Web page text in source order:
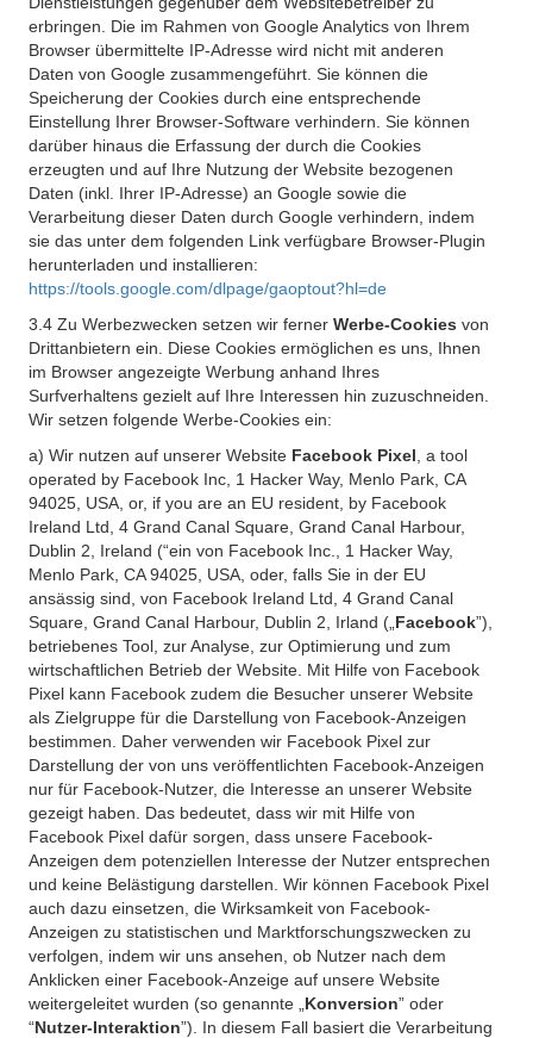
erbringen. Die im Rahmen von Google Analytics von Ihrem
Browser übermittelte IP-Adresse wird nicht mit anderen
Daten von Google zusammengeführt. Sie können die
Speicherung der Cookies durch eine entsprechende
Einstellung Ihrer Browser-Software verhindern. Sie können
darüber hinaus die Erfassung der durch die Cookies
erzeugten und auf Ihre Nutzung der Website bezogenen
Daten (inkl. Ihrer IP-Adresse) an Google sowie die
Verarbeitung dieser Daten durch Google verhindern, indem
sie das unter dem folgenden Link verfügbare Browser-Plugin
herunterladen und installieren:
https://tools.google.com/dlpage/gaoptout?hl=de
3.4 Zu Werbezwecken setzen wir ferner Werbe-Cookies von
Drittanbietern ein. Diese Cookies ermöglichen es uns, Ihnen
im Browser angezeigte Werbung anhand Ihres
Surfverhaltens gezielt auf Ihre Interessen hin zuzuschneiden.
Wir setzen folgende Werbe-Cookies ein:
a) Wir nutzen auf unserer Website Facebook Pixel , a tool
operated by Facebook Inc, 1 Hacker Way, Menlo Park, CA
94025, USA, or, if you are an EU resident, by Facebook
Ireland Ltd, 4 Grand Canal Square, Grand Canal Harbour,
Dublin 2, Ireland (“ein von Facebook Inc., 1 Hacker Way,
Menlo Park, CA 94025, USA, oder, falls Sie in der EU
ansässig sind, von Facebook Ireland Ltd, 4 Grand Canal
Square, Grand Canal Harbour, Dublin 2, Irland („ Facebook”),
betriebenes Tool, zur Analyse, zur Optimierung und zum
wirtschaftlichen Betrieb der Website. Mit Hilfe von Facebook
Pixel kann Facebook zudem die Besucher unserer Website
als Zielgruppe für die Darstellung von Facebook-Anzeigen
bestimmen. Daher verwenden wir Facebook Pixel zur
Darstellung der von uns veröffentlichten Facebook-Anzeigen
nur für Facebook-Nutzer, die Interesse an unserer Website
gezeigt haben. Das bedeutet, dass wir mit Hilfe von
Facebook Pixel dafür sorgen, dass unsere Facebook-
Anzeigen dem potenziellen Interesse der Nutzer entsprechen
und keine Belästigung darstellen. Wir können Facebook Pixel
auch dazu einsetzen, die Wirksamkeit von Facebook-
Anzeigen zu statistischen und Marktforschungszwecken zu
verfolgen, indem wir uns ansehen, ob Nutzer nach dem
Anklicken einer Facebook-Anzeige auf unsere Website
weitergeleitet wurden (so genannte „ Konversion” oder
“Nutzer-Interaktion”). In diesem Fall basiert die Verarbeitung